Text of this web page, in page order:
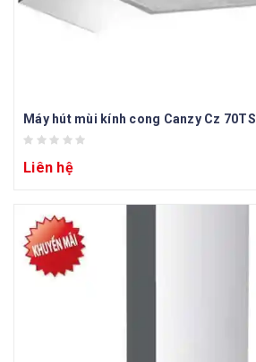
Máy hút mùi kính cong Canzy Cz 70TS
Liên hệ